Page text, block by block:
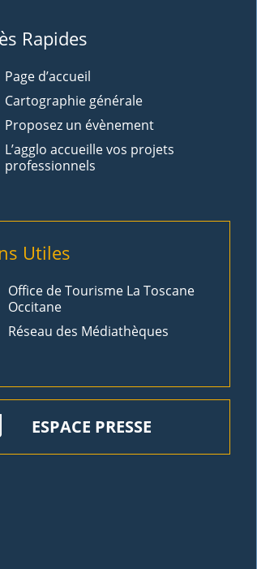
Rapides
Page d’accueil
Cartographie générale
Proposez un évènement
L’agglo accueille vos projets
professionnels
Utiles
Office de Tourisme La Toscane
Occitane
Réseau des Médiathèques
ESPACE PRESSE